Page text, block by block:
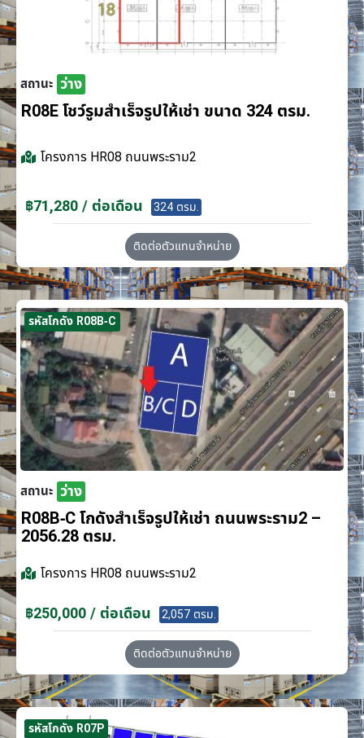
สถานะ ว่าง
R08E โชว์รูมสำเร็จรูปให้เช่า ขนาด 324 ตรม.
โครงการ HR08 ถนนพระราม2
฿71,280 / ต่อเดือน 324 ตรม.
ติดต่อตัวแทนจำหน่าย
รหัสโกดัง R08B-C
สถานะ ว่าง
R08B-C โกดังสำเร็จรูปให้เช่า ถนนพระราม2 –
2056.28 ตรม.
โครงการ HR08 ถนนพระราม2
฿250,000 / ต่อเดือน 2,057 ตรม.
ติดต่อตัวแทนจำหน่าย
รหัสโกดัง R07P